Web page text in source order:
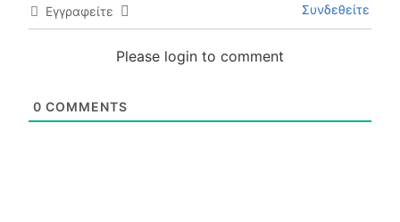
Εγγραφείτε Συνδεθείτε
Please login to comment
0 COMMENTS